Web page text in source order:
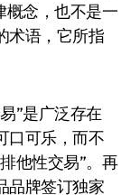
概念，也不是一
术语，它所指
”是广泛存在
口可乐，而不
他性交易”。再
品牌签订独家